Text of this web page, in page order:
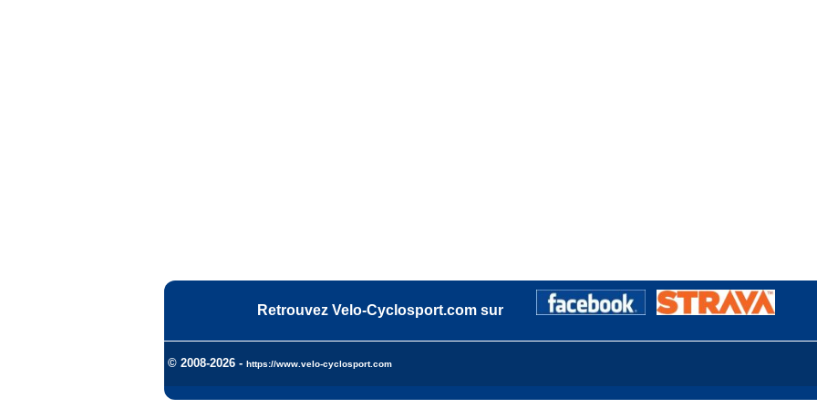
Retrouvez Velo-Cyclosport.com sur
© 2008-2026 - https://www.velo-cyclosport.com